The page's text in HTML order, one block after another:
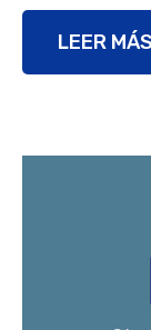
LEER MÁS